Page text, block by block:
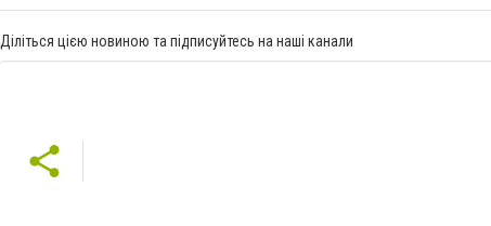
Діліться цією новиною та підписуйтесь на наші канали